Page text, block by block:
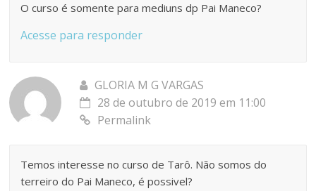
O curso é somente para mediuns dp Pai Maneco?
Acesse para responder
GLORIA M G VARGAS
28 de outubro de 2019 em 11:00
Permalink
Temos interesse no curso de Tarô. Não somos do
terreiro do Pai Maneco, é possivel?